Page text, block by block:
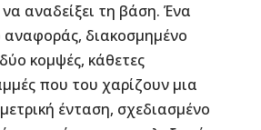
αναδείξει τη βάση. Ένα
αναφοράς, διακοσμημένο
κομψές, κάθετες
που του χαρίζουν μια
ένταση, σχεδιασμένο